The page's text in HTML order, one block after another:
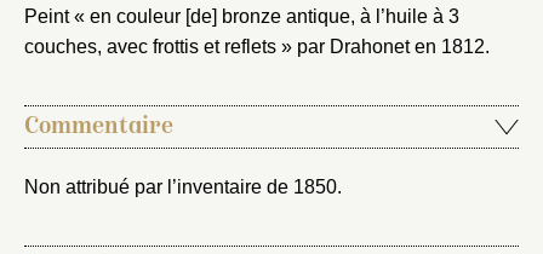
Peint « en couleur [de] bronze antique, à l’huile à 3
couches, avec frottis et reflets » par Drahonet en 1812.
Commentaire
Non attribué par l’inventaire de 1850.
Valider
Mot de passe